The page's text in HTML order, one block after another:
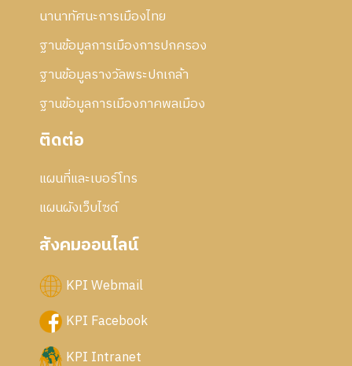
นานาทัศนะการเมืองไทย
ฐานข้อมูลการเมืองการปกครอง
ฐานข้อมูลรางวัลพระปกเกล้า
ฐานข้อมูลการเมืองภาคพลเมือง
ติดต่อ
แผนที่และเบอร์โทร
แผนผังเว็บไซด์
สังคมออนไลน์
KPI Webmail
KPI Facebook
KPI Intranet